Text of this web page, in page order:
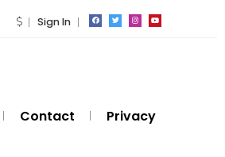
Sign In
Contact Privacy